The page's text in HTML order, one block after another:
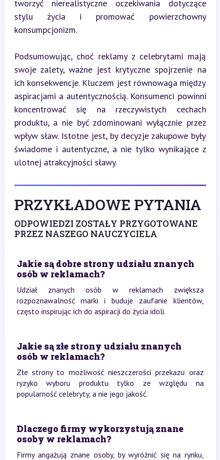
tworzyć nierealistyczne oczekiwania dotyczące
stylu życia i promować powierzchowny
konsumpcjonizm.
Podsumowując, choć reklamy z celebrytami mają
swoje zalety, ważne jest krytyczne spojrzenie na
ich konsekwencje. Kluczem jest równowaga między
aspiracjami a autentycznością. Konsumenci powinni
koncentrować się na rzeczywistych cechach
produktu, a nie być zdominowani wyłącznie przez
wpływ sław. Istotne jest, by decyzje zakupowe były
świadome i autentyczne, a nie tylko wynikające z
ulotnej atrakcyjności sławy.
PRZYKŁADOWE PYTANIA
ODPOWIEDZI ZOSTAŁY PRZYGOTOWANE
PRZEZ NASZEGO NAUCZYCIELA
Jakie są dobre strony udziału znanych
osób w reklamach?
Udział znanych osób w reklamach zwiększa
rozpoznawalność marki i buduje zaufanie klientów,
często inspirując ich do aspiracji do życia idoli.
Jakie są złe strony udziału znanych
osób w reklamach?
Złe strony to możliwość nieszczerości przekazu oraz
ryzyko wyboru produktu tylko ze względu na
popularność celebryty, a nie jego jakość.
Dlaczego firmy wykorzystują znane
osoby w reklamach?
Firmy angażują znane osoby, by wyróżnić się na rynku,